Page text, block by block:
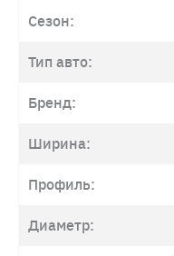
Сезон:
Тип авто:
Бренд:
Ширина:
Профиль:
Диаметр: